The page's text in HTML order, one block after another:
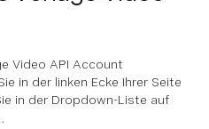
Video API Account
in der linken Ecke Ihrer Seite
in der Dropdown-Liste auf
.